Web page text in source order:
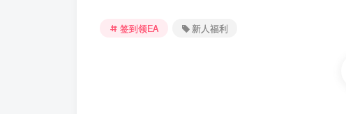
签到领EA 新人福利